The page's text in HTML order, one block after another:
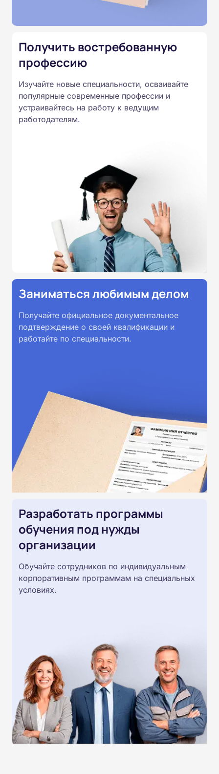
Подготовка ведется по всем
России от 14.07.2023 N 534 в
соответствии с Федеральными
образовательными стандартами
профессионального образования.
Удостоверения и дипломы о
Получить востребованную
профессию
Изучайте новые специальности, осваивайте
популярные современные профессии и
устраивайтесь на работу к ведущим
работодателям.
Заниматься любимым делом
Получайте официальное документальное
подтверждение о своей квалификации и
работайте по специальности.
Разработать программы
обучения под нужды
организации
Обучайте сотрудников по индивидуальным
корпоративным программам на специальных
условиях.